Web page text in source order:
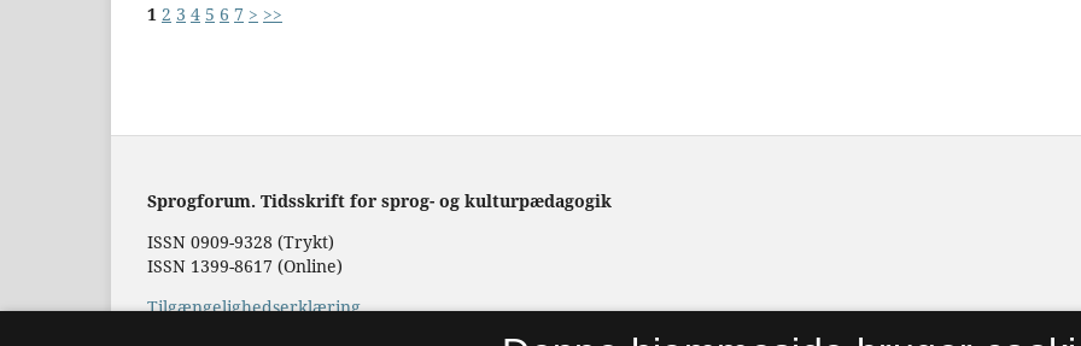
1 2 3 4 5 6 7 > >>
Sprogforum. Tidsskrift for sprog- og kulturpædagogik
ISSN 0909-9328 (Trykt)
ISSN 1399-8617 (Online)
Tilgængelighedserklæring